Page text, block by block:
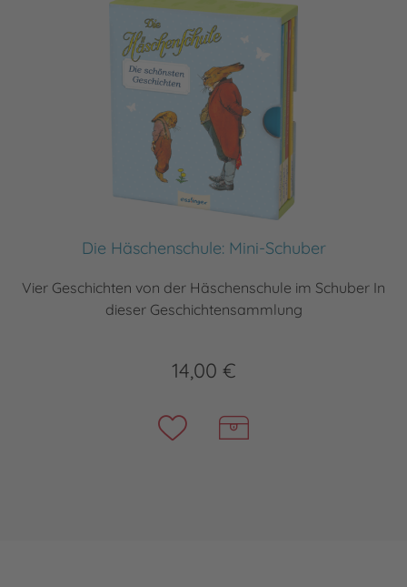
Die Häschenschule: Mini-Schuber
Vier Geschichten von der Häschenschule im Schuber In
dieser Geschichtensammlung
14,00 €